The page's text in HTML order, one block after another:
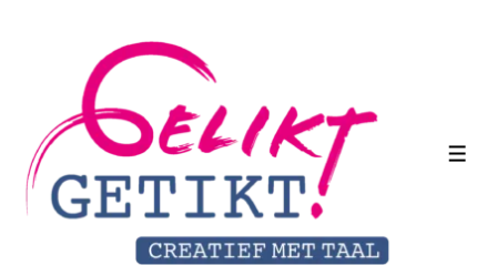
hoofdinhoud